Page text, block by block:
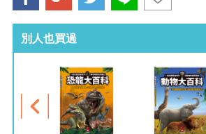
別人也買過